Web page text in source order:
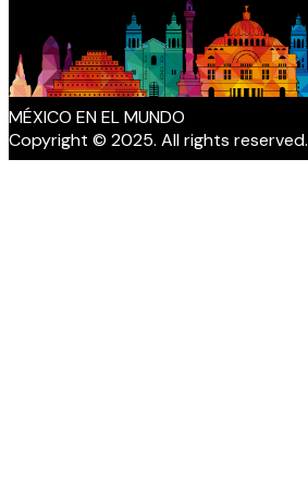
MÉXICO EN EL MUNDO
Copyright © 2025. All rights reserved.